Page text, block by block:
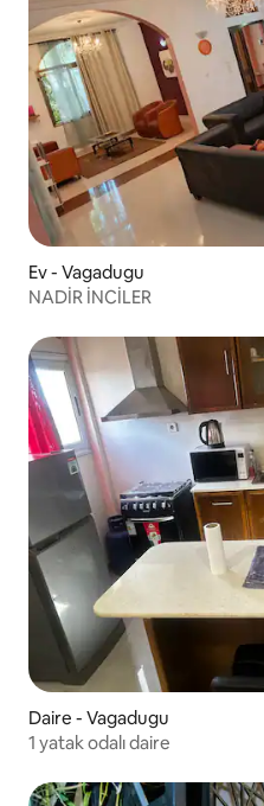
Ev - Vagadugu
NADİR İNCİLER
Daire - Vagadugu
1 yatak odalı daire